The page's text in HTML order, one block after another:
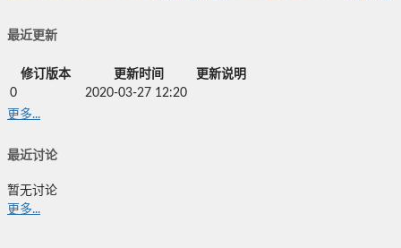
最近更新
修订版本 更新时间
更新说明
0
2020-03-27 12:20
更多...
最近讨论
暂无讨论
更多...